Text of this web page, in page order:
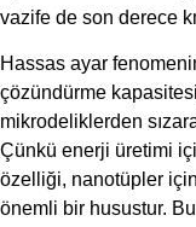
vazife de son derece
Hassas ayar
çözündürme
mikrodeliklerden
Çünkü enerji üretimi
özelliği, nanotüpler
önemli bir husustur.